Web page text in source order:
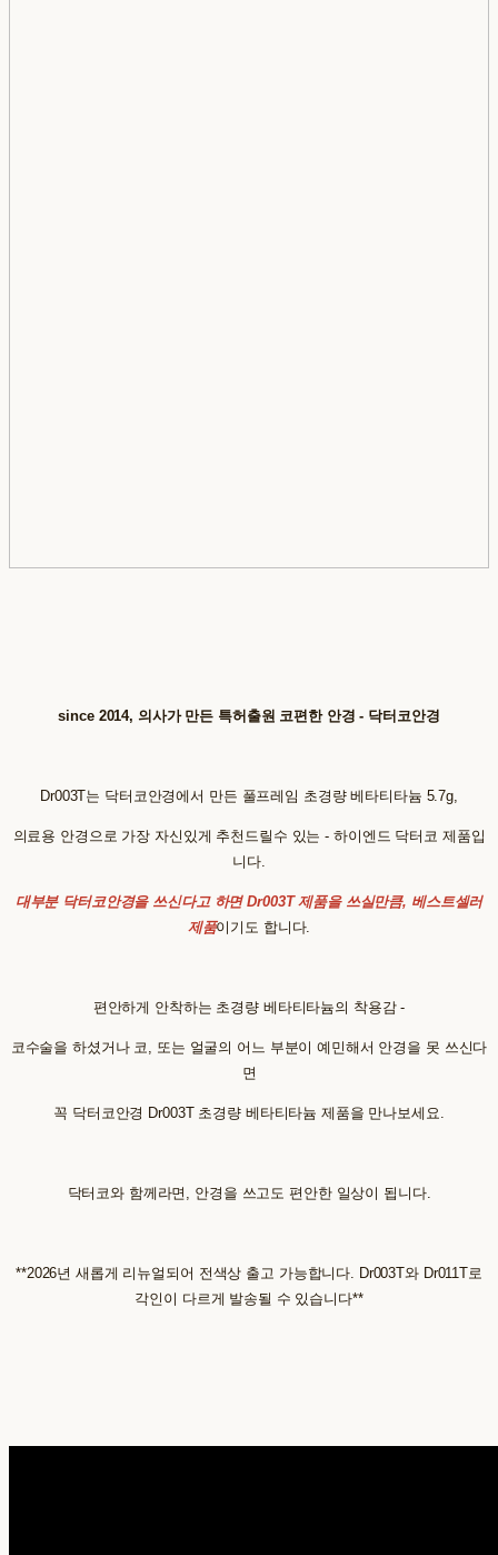
since 2014, 의사가 만든 특허출원 코편한 안경 - 닥터코안경
Dr003T는 닥터코안경에서 만든 풀프레임 초경량 베타티타늄 5.7g,
의료용 안경으로 가장 자신있게 추천드릴수 있는 - 하이엔드 닥터코 제품입
니다.
대부분 닥터코안경을 쓰신다고 하면 Dr003T 제품을 쓰실만큼, 베스트셀러
제품이기도 합니다.
편안하게 안착하는 초경량 베타티타늄의 착용감 -
코수술을 하셨거나 코, 또는 얼굴의 어느 부분이 예민해서 안경을 못 쓰신다
면
꼭 닥터코안경 Dr003T 초경량 베타티타늄 제품을 만나보세요.
닥터코와 함께라면, 안경을 쓰고도 편안한 일상이 됩니다.
**2026년 새롭게 리뉴얼되어 전색상 출고 가능합니다. Dr003T와 Dr011T로
각인이 다르게 발송될 수 있습니다**